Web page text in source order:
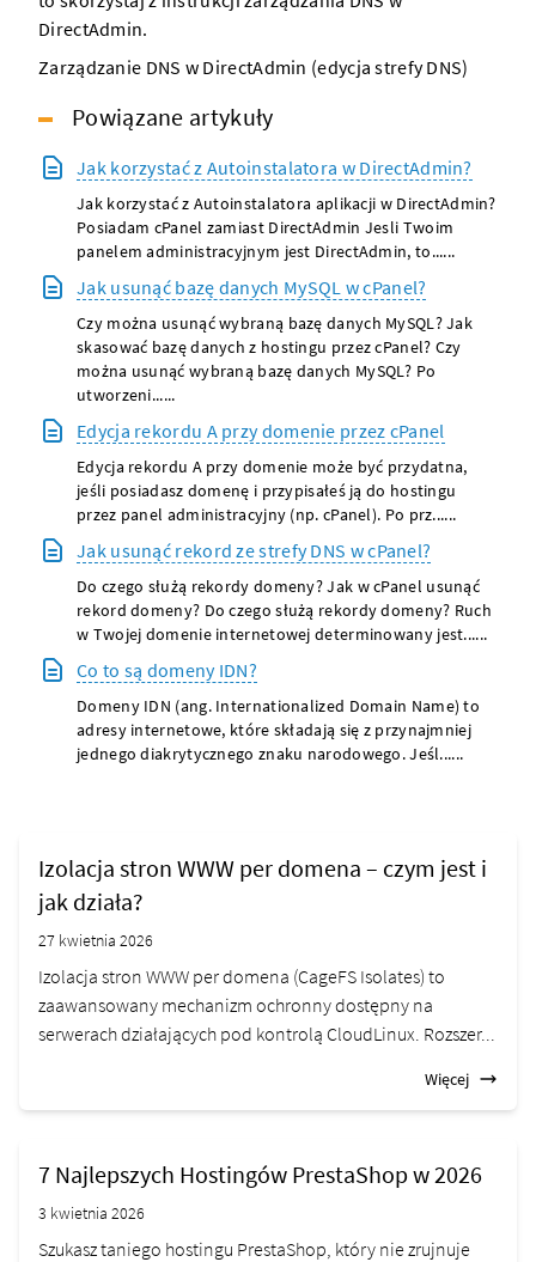
DirectAdmin.
Zarządzanie DNS w DirectAdmin (edycja strefy DNS)
Powiązane artykuły
Jak korzystać z Autoinstalatora w DirectAdmin?
Jak korzystać z Autoinstalatora aplikacji w DirectAdmin?
Posiadam cPanel zamiast DirectAdmin Jesli Twoim
panelem administracyjnym jest DirectAdmin, to......
Jak usunąć bazę danych MySQL w cPanel?
Czy można usunąć wybraną bazę danych MySQL? Jak
skasować bazę danych z hostingu przez cPanel? Czy
można usunąć wybraną bazę danych MySQL? Po
utworzeni......
Edycja rekordu A przy domenie przez cPanel
Edycja rekordu A przy domenie może być przydatna,
jeśli posiadasz domenę i przypisałeś ją do hostingu
przez panel administracyjny (np. cPanel). Po prz......
Jak usunąć rekord ze strefy DNS w cPanel?
Do czego służą rekordy domeny? Jak w cPanel usunąć
rekord domeny? Do czego służą rekordy domeny? Ruch
w Twojej domenie internetowej determinowany jest......
Co to są domeny IDN?
Domeny IDN (ang. Internationalized Domain Name) to
adresy internetowe, które składają się z przynajmniej
jednego diakrytycznego znaku narodowego. Jeśl......
Izolacja stron WWW per domena – czym jest i
jak działa?
27 kwietnia 2026
Izolacja stron WWW per domena (CageFS Isolates) to
zaawansowany mechanizm ochronny dostępny na
serwerach działających pod kontrolą CloudLinux. Rozszer...
Więcej
7 Najlepszych Hostingów PrestaShop w 2026
3 kwietnia 2026
Szukasz taniego hostingu PrestaShop, który nie zrujnuje